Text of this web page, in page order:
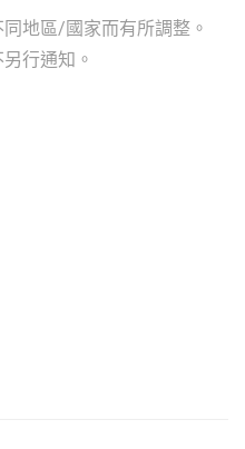
地區/國家而有所調整。
行通知。